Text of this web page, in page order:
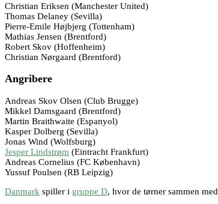
Christian Eriksen (Manchester United)
Thomas Delaney (Sevilla)
Pierre-Emile Højbjerg (Tottenham)
Mathias Jensen (Brentford)
Robert Skov (Hoffenheim)
Christian Nørgaard (Brentford)
Angribere
Andreas Skov Olsen (Club Brugge)
Mikkel Damsgaard (Brentford)
Martin Braithwaite (Espanyol)
Kasper Dolberg (Sevilla)
Jonas Wind (Wolfsburg)
Jesper Lindstrøm (Eintracht Frankfurt)
Andreas Cornelius (FC København)
Yussuf Poulsen (RB Leipzig)
Danmark spiller i gruppe D, hvor de tørner sammen med